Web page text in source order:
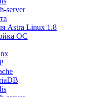
server
Astra Linux 1.8
ОС